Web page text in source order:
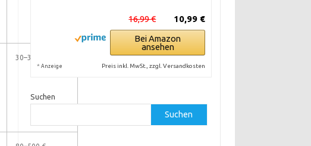
30–300 €
10,99 €
16,99 €
Bei Amazon
ansehen
* Anzeige Preis inkl. MwSt., zzgl. Versandkosten
Suchen
Suchen